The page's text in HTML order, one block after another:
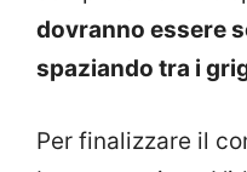
dovranno essere
spaziando tra i
Per finalizzare il